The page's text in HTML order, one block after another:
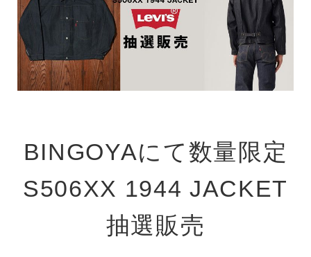
BINGOYAにて数量限定
S506XX 1944 JACKET
抽選販売
詳細検索